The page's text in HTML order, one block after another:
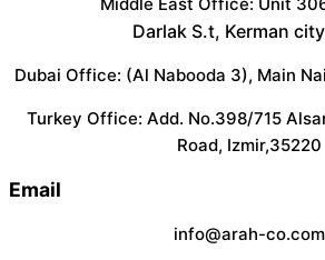
Darlak S.t, Kerman
Dubai Office: (Al Nabooda 3), Main
Turkey Office: Add. No.398/715
Road, Izmir,35220
Email
info@arah-co.com